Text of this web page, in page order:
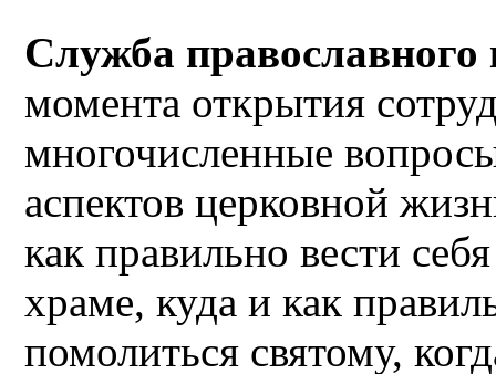
Служба православного
момента открытия
многочисленные
аспектов церковной
как правильно вести
храме, куда и как
помолиться святому,